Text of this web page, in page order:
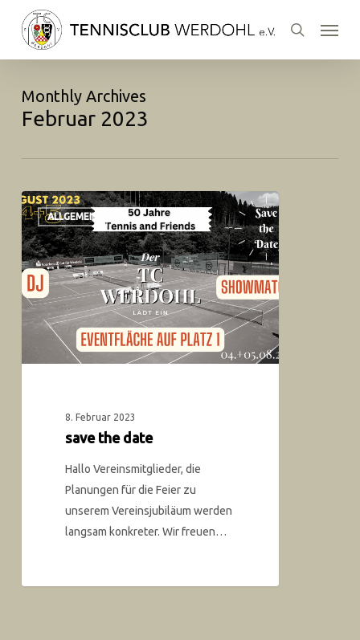
search
Menu
Monthly Archives
Februar 2023
ALLGEMEIN
8. Februar 2023
save the date
Hallo Vereinsmitglieder, die
Planungen für die Feier zu
unserem Vereinsjubiläum werden
langsam konkreter. Wir freuen…